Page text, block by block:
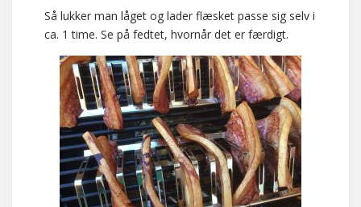
Så lukker man låget og lader flæsket passe sig selv i
ca. 1 time. Se på fedtet, hvornår det er færdigt.